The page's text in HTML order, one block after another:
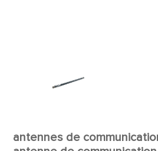
antennes de